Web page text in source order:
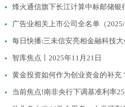
烽火通信旗下长江计算中标邮储银
广告业相关上市公司全名单（
每日快播:三未信安亮相金融科技
智库焦点丨2025年11月21日
黄金投资如何作为创业资金的补充
当前焦点!南非央行下调基准利率